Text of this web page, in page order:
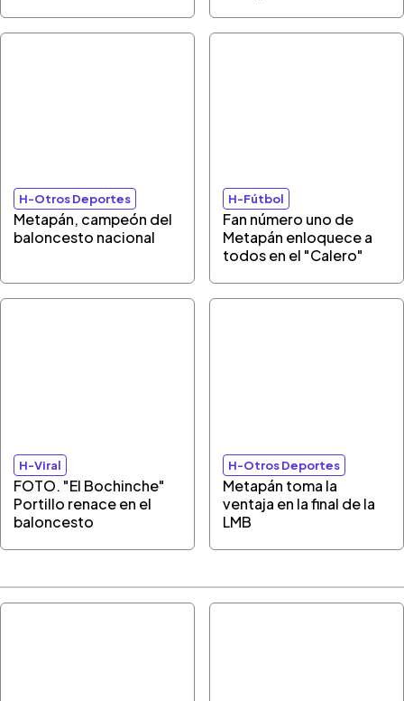
H-Otros Deportes
Metapán, campeón del
baloncesto nacional
H-Fútbol
Fan número uno de
Metapán enloquece a
todos en el "Calero"
H-Viral
FOTO. "El Bochinche"
Portillo renace en el
baloncesto
H-Otros Deportes
Metapán toma la
ventaja en la final de la
LMB